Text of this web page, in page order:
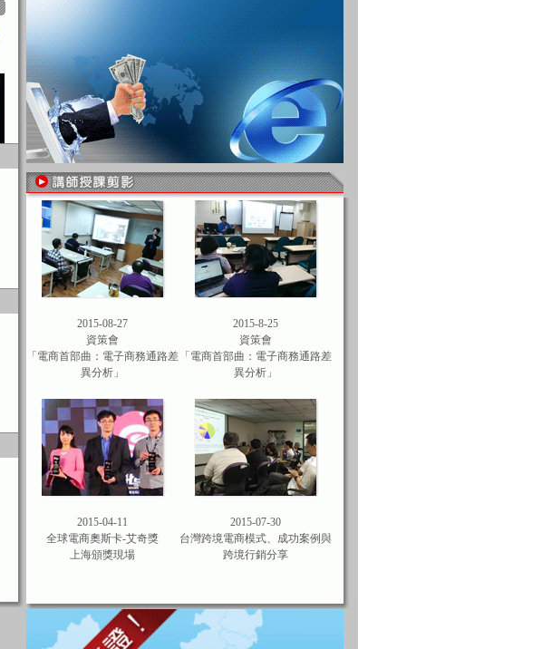
2015-08-27
資策會
「電商首部曲：電子商務通路差
異分析」
2015-8-25
資策會
「電商首部曲：電子商務通路差
異分析」
2015-04-11
全球電商奧斯卡-艾奇獎
上海頒獎現場
2015-07-30
台灣跨境電商模式、成功案例與
跨境行銷分享